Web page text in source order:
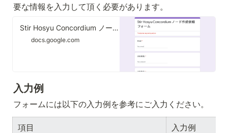
要な情報を入力して頂く必要があります。
Stir Hosyu Concordium ノード作成依頼フォーム
docs.google.com
入力例
フォームには以下の入力例を参考にご入力ください。
項目 入力例